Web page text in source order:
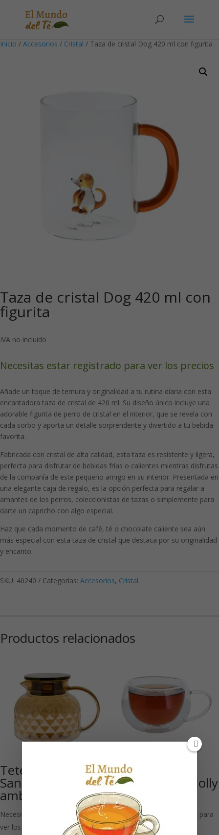
Inicio / Accesorios / Cristal / Taza de cristal Dog 420 ml con figurita
Taza de cristal Dog 420 ml con
figurita
IVA no incluido
Necesitas estar registrado para ver los precios
Añade un toque de ternura y originalidad a tu rutina diaria con esta
encantadora taza de cristal de 420 ml. Su diseño único incluye una
adorable figurita de perro de cristal en el interior, que se revela con
cada sorbo y aporta un detalle sorprendente y divertido a tu bebida
favorita.
Fabricada con cristal de alta calidad, esta taza es resistente y ligera,
perfecta para disfrutar de bebidas frías o calientes mientras disfrutas
de la compañía de este pequeño amigo en su interior. Presentada en
una elegante caja de regalo, es la opción perfecta para regalar a
amantes de los perros, coleccionistas de tazas o simplemente para
darte un capricho con algo especial.
Haz que cada momento de café, té o chocolate caliente sea aún
más especial con esta taza de cristal que destaca por su originalidad
y encanto.
SKU: 40240 Categorías: Accesorios, Cristal
Productos relacionados
Tetera de cristal
Sanna’ 1000 ml
ambar 1UD
Necesitas estar registrado para
ver los precios
Taza de té de
doble pared Molly
230 ml
Necesitas estar registrado para
ver los precios